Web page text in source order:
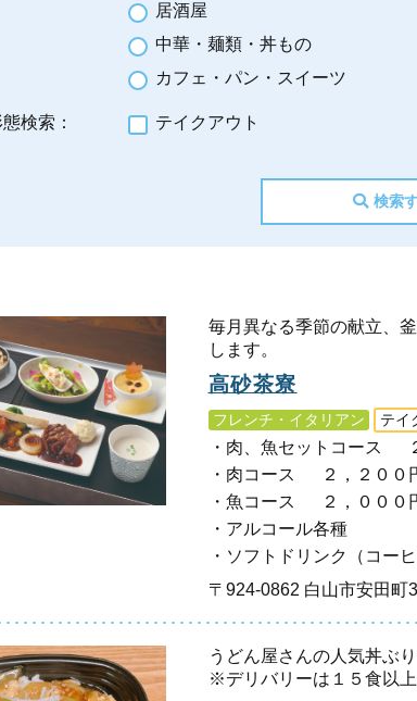
居酒屋
中華・麺類・丼もの
カフェ・パン・スイーツ
検索： テイクアウト
検索
毎月異なる季節の献立、
します。
高砂茶寮
フレンチ・イタリアン テイ
肉、魚セットコース
肉コース
２，２００
魚コース
２，０００
アルコール各種
ソフトドリンク（コーヒ
〒924-0862 白山市安田町
うどん屋さんの人気丼ぶ
※デリバリーは１５食以